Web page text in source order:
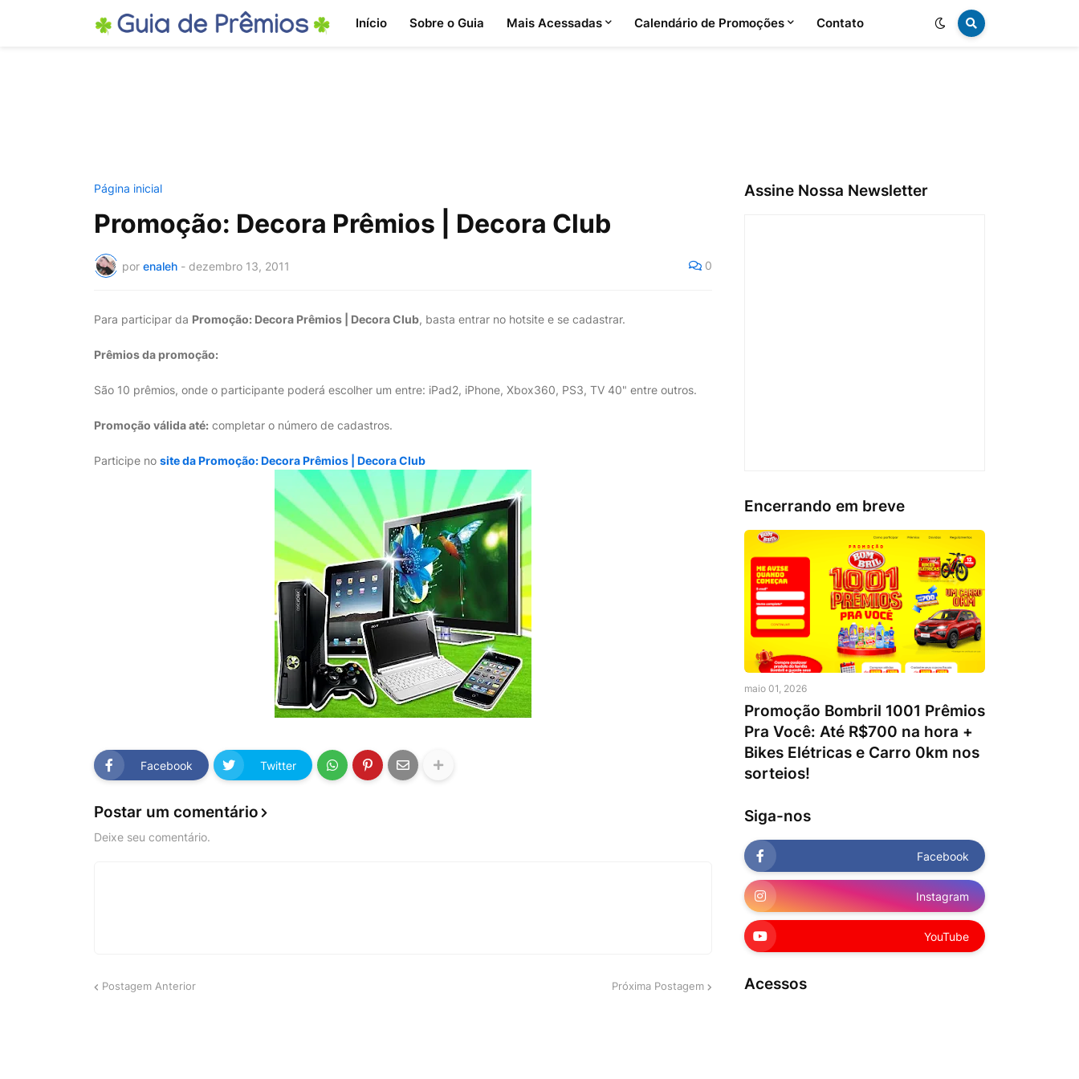
Início Sobre o Guia Mais Acessadas Calendário de Promoções Contato
Página inicial
Promoção: Decora Prêmios | Decora Club
por enaleh - dezembro 13, 2011 0
Para participar da Promoção: Decora Prêmios | Decora Club, basta entrar no hotsite e se cadastrar.
Prêmios da promoção:
São 10 prêmios, onde o participante poderá escolher um entre: iPad2, iPhone, Xbox360, PS3, TV 40" entre outros.
Promoção válida até: completar o número de cadastros.
Participe no site da Promoção: Decora Prêmios | Decora Club
Facebook Twitter
Postar um comentário
Deixe seu comentário.
Postagem Anterior Próxima Postagem
Assine Nossa Newsletter
Encerrando em breve
maio 01, 2026
Promoção Bombril 1001 Prêmios
Pra Você: Até R$700 na hora +
Bikes Elétricas e Carro 0km nos
sorteios!
Siga-nos
Facebook
Instagram
YouTube
Acessos